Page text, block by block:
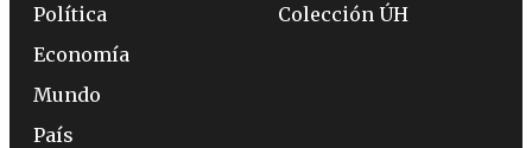
Política
Economía
Mundo
País
Colección ÚH